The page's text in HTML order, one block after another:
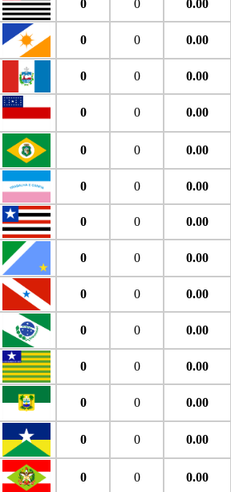
0 0 0.00
0 0 0.00
0 0 0.00
0 0 0.00
0 0 0.00
0 0 0.00
0 0 0.00
0 0 0.00
0 0 0.00
0 0 0.00
0 0 0.00
0 0 0.00
0 0 0.00
0 0 0.00